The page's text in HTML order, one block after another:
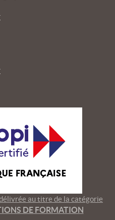
au titre de la catégorie
DE FORMATION